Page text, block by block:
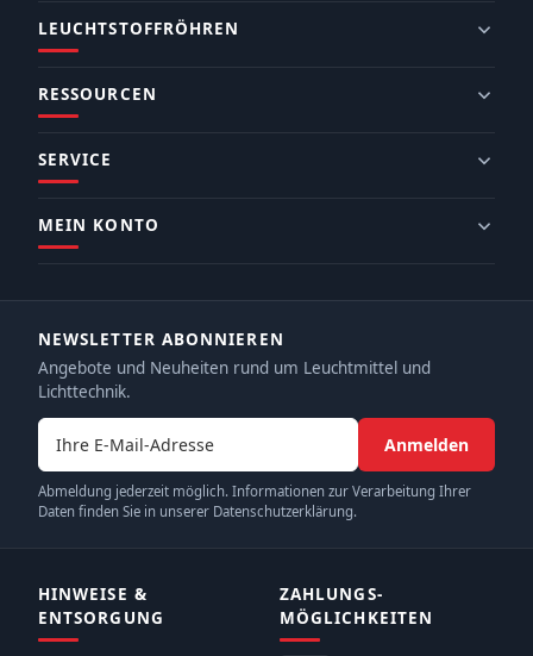
LEUCHTSTOFFRÖHREN
RESSOURCEN
SERVICE
MEIN KONTO
NEWSLETTER ABONNIEREN
Angebote und Neuheiten rund um Leuchtmittel und
Lichttechnik.
E-Mail-Adresse
Anmelden
Abmeldung jederzeit möglich. Informationen zur Verarbeitung Ihrer
Daten finden Sie in unserer Datenschutzerklärung.
HINWEISE &
ENTSORGUNG
ZAHLUNGS­
MÖGLICHKEITEN